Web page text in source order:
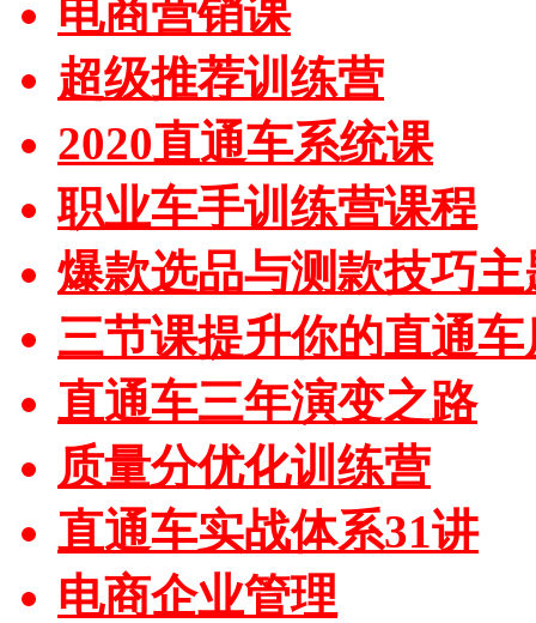
电商营销课
超级推荐训练营
2020直通车系统课
职业车手训练营课程
爆款选品与测款技巧主
三节课提升你的直通
直通车三年演变之路
质量分优化训练营
直通车实战体系31讲
电商企业管理